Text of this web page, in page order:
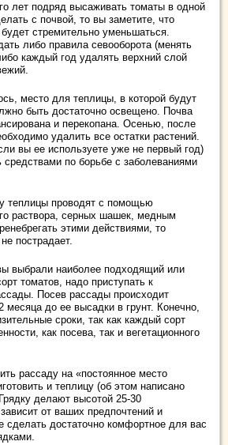
лет подряд высаживать томаты в одной
с почвой, то вы заметите, что
стремительно уменьшаться.
либо правила севооборота (менять
каждый год удалять верхний слой
место для теплицы, в которой будут
быть достаточно освещено. Почва
и перекопана. Осенью, после
удалить все остатки растений.
вы ее используете уже не первый год)
средствами по борьбе с заболеваниями
теплицы проводят с помощью
раствора, серных шашек, медным
этими действиями, то
пострадает.
выбрали наиболее подходящий или
томатов, надо приступать к
Посев рассады происходит
месяца до ее высадки в грунт. Конечно,
сроки, так как каждый сорт
как посева, так и вегетационного
рассаду на «постоянное место
и теплицу (об этом написано
делают высотой 25-30
от ваших предпочтений и
сделать достаточно комфортное для вас